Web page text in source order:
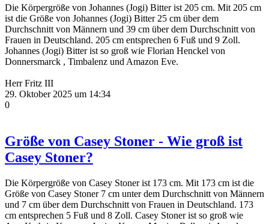
Die Körpergröße von Johannes (Jogi) Bitter ist 205 cm. Mit 205 cm
ist die Größe von Johannes (Jogi) Bitter 25 cm über dem
Durchschnitt von Männern und 39 cm über dem Durchschnitt von
Frauen in Deutschland. 205 cm entsprechen 6 Fuß und 9 Zoll.
Johannes (Jogi) Bitter ist so groß wie Florian Henckel von
Donnersmarck , Timbalenz und Amazon Eve.
Herr Fritz III
29. Oktober 2025 um 14:34
0
Größe von Casey Stoner - Wie groß ist
Casey Stoner?
Die Körpergröße von Casey Stoner ist 173 cm. Mit 173 cm ist die
Größe von Casey Stoner 7 cm unter dem Durchschnitt von Männern
und 7 cm über dem Durchschnitt von Frauen in Deutschland. 173
cm entsprechen 5 Fuß und 8 Zoll. Casey Stoner ist so groß wie